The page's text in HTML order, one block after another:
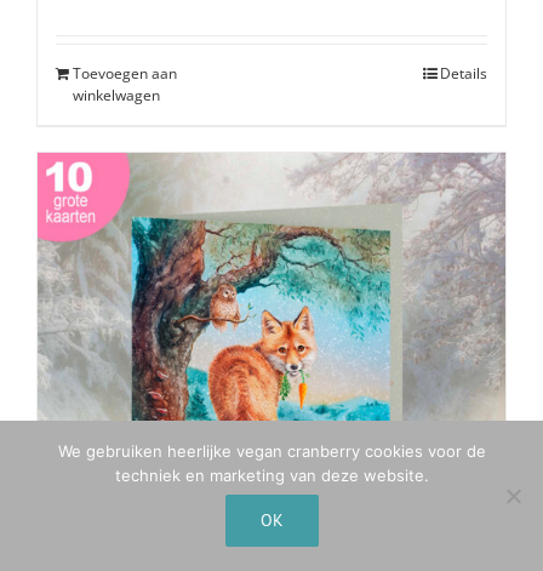
Toevoegen aan
winkelwagen
Details
We gebruiken heerlijke vegan cranberry cookies voor de
techniek en marketing van deze website.
OK